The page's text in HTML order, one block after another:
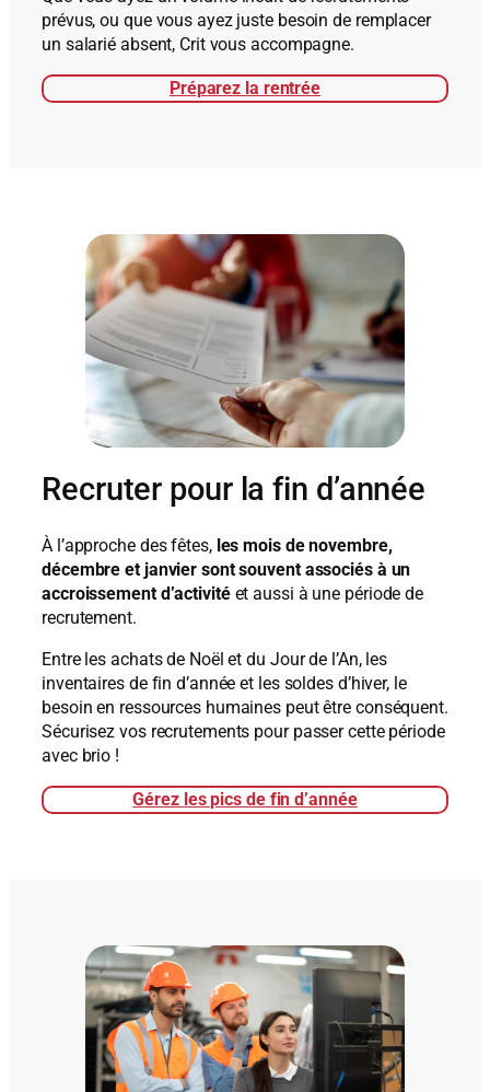
prévus, ou que vous ayez juste besoin de remplacer
un salarié absent, Crit vous accompagne.
Préparez la rentrée
Recruter pour la fin d’année
À l’approche des fêtes,les mois de novembre,
décembre et janvier sont souvent associés à un
accroissement d’activitéet aussi à une période de
recrutement.
Entre les achats de Noël et du Jour de l’An, les
inventaires de fin d’année et les soldes d’hiver, le
besoin en ressources humaines peut être conséquent.
Sécurisez vos recrutements pour passer cette période
avec brio !
Gérez les pics de fin d’année